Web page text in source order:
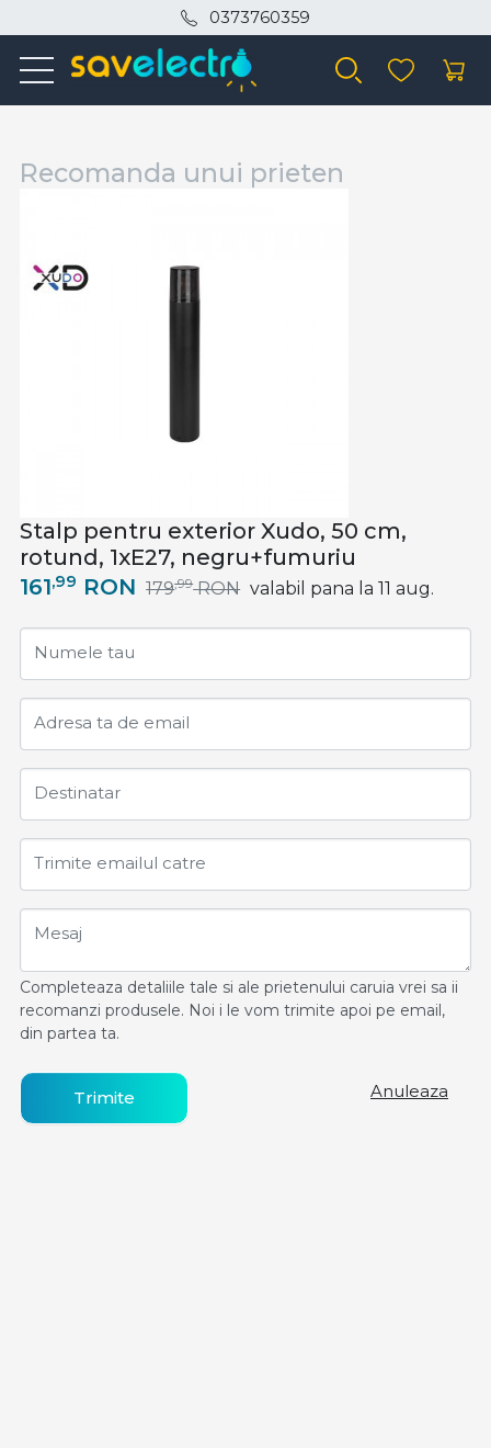
0373760359
Recomanda unui prieten
Stalp pentru exterior Xudo, 50 cm,
rotund, 1xE27, negru+fumuriu
161,99 RON 179,99 RON valabil pana la 11 aug.
Numele tau
Adresa ta de email
Destinatar
Trimite emailul catre
Mesaj
Completeaza detaliile tale si ale prietenului caruia vrei sa ii
recomanzi produsele. Noi i le vom trimite apoi pe email,
din partea ta.
Trimite Anuleaza